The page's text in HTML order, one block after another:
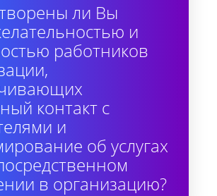
ли Вы
и
работников
контакт с
и
об услугах
в организацию?